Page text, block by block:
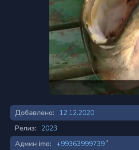
Добавлено:
12.12.2020
Релиз:
2023
Админ imo:
+99363999739